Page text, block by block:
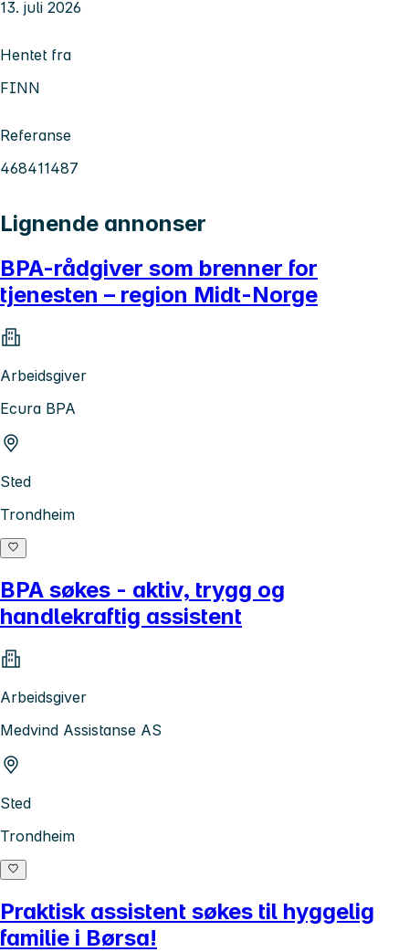
13. juli 2026
Hentet fra
FINN
Referanse
468411487
Lignende annonser
BPA-rådgiver som brenner for
tjenesten – region Midt-Norge
Arbeidsgiver
Ecura BPA
Sted
Trondheim
BPA søkes - aktiv, trygg og
handlekraftig assistent
Arbeidsgiver
Medvind Assistanse AS
Sted
Trondheim
Praktisk assistent søkes til hyggelig
familie i Børsa!